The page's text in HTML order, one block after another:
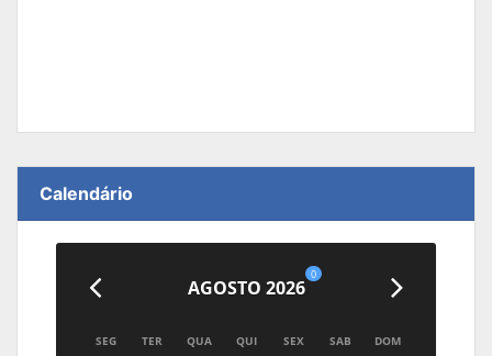
Calendário
AGOSTO 2026
0
SEG TER QUA QUI SEX SAB DOM